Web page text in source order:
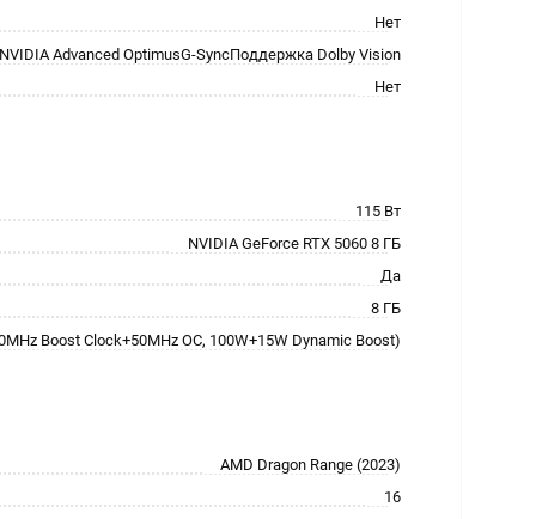
Нет
Advanced OptimusG-SyncПоддержка Dolby Vision
Нет
115 Вт
NVIDIA GeForce RTX 5060 8 ГБ
Да
8 ГБ
Boost Clock+50MHz OC, 100W+15W Dynamic Boost)
AMD Dragon Range (2023)
16